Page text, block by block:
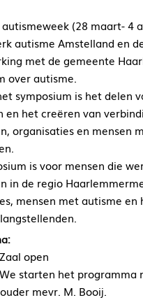
autismeweek (28 maart- 4
autisme Amstelland en
met de gemeente
over autisme.
symposium is het delen
en het creëren van
organisaties en mensen
is voor mensen die
in de regio
mensen met autisme en
open
starten het programma
mevr. M. Booij.